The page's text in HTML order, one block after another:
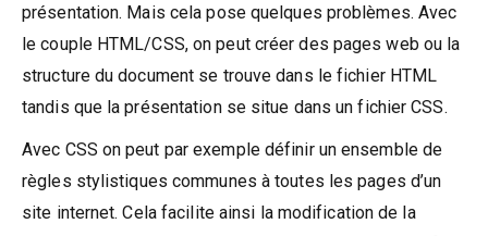
présentation. Mais cela pose quelques problèmes. Avec
le couple HTML/CSS, on peut créer des pages web ou la
structure du document se trouve dans le fichier HTML
tandis que la présentation se situe dans un fichier CSS.
Avec CSS on peut par exemple définir un ensemble de
règles stylistiques communes à toutes les pages d’un
site internet. Cela facilite ainsi la modification de la